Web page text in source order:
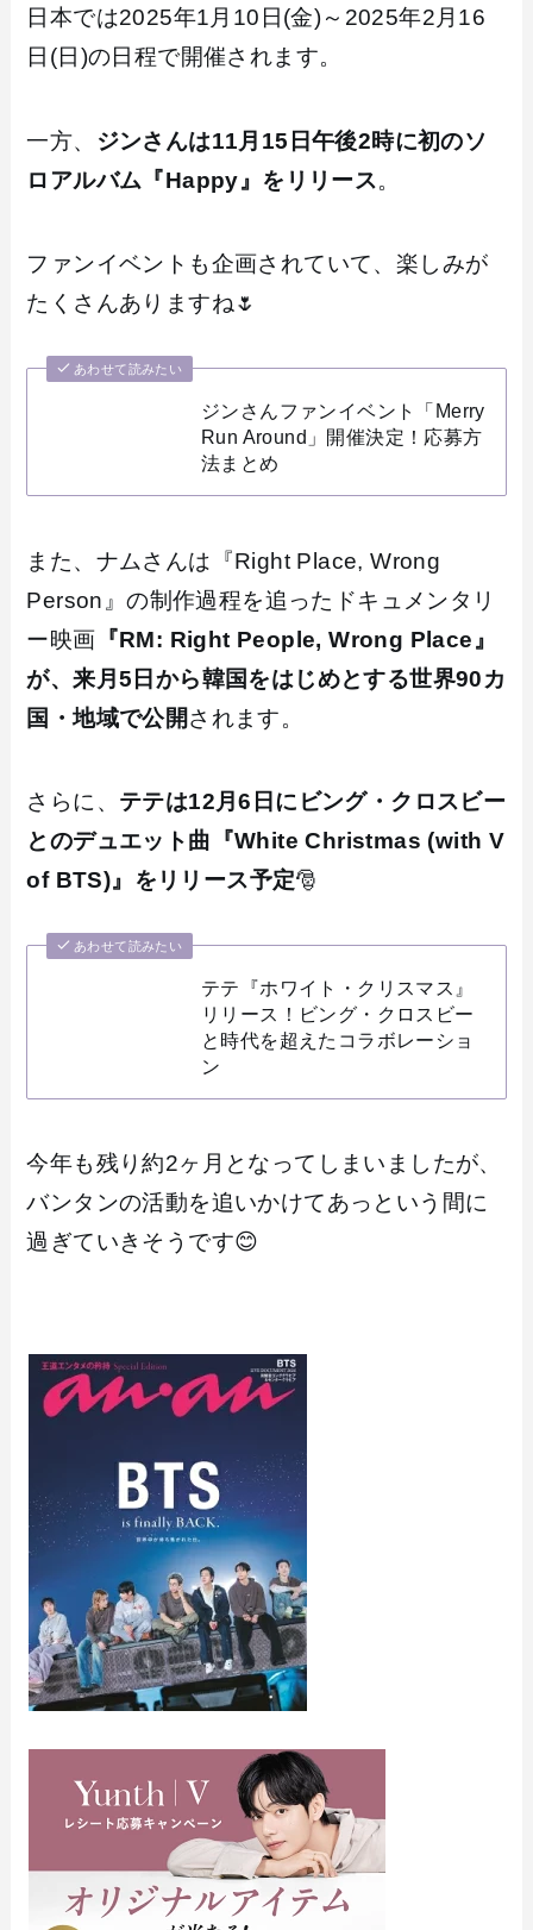
日本では2025年1月10日(金)～2025年2月16
日(日)の日程で開催されます。
一方、
ジンさんは11月15日午後2時に初のソ
ロアルバム『Happy』をリリース。
ファンイベントも企画されていて、楽しみが
たくさんありますね🌷
あわせて読みたい
ジンさんファンイベント「Merry
Run Around」開催決定！応募方
法まとめ
また、ナムさんは『Right Place, Wrong
Person』の制作過程を追ったドキュメンタリ
ー映画 『RM: Right People, Wrong Place』
が、来月5日から韓国をはじめとする世界90カ
国・地域で公開されます。
さらに、 テテは12月6日にビング・クロスビー
とのデュエット曲『White Christmas (with V
of BTS)』をリリース予定🎅
あわせて読みたい
テテ『ホワイト・クリスマス』
リリース！ビング・クロスビー
と時代を超えたコラボレーショ
ン
今年も残り約2ヶ月となってしまいましたが、
バンタンの活動を追いかけてあっという間に
過ぎていきそうです😊